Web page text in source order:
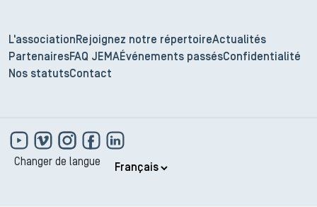
L'association Rejoignez notre répertoireActualités
PartenairesFAQ JEMAÉvénements passésConfidentialité
Nos statutsContact
Changer de langue